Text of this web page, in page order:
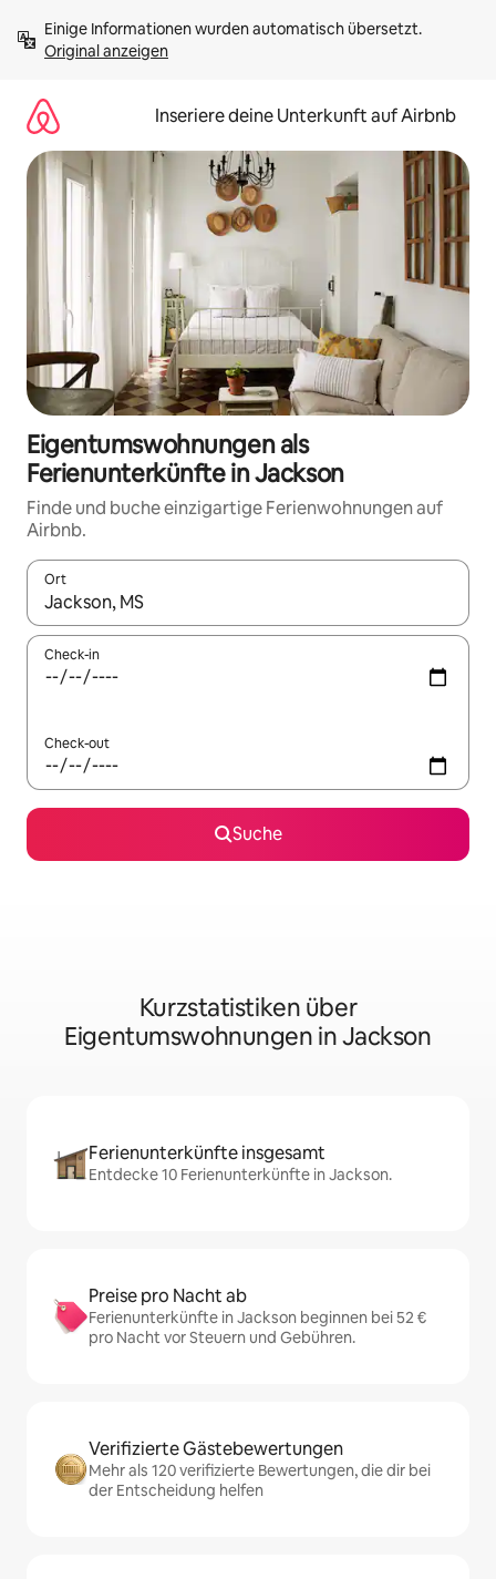
Inhalten
springenOriginal anzeigen
Inseriere deine Unterkunft auf Airbnb
Eigentumswohnungen als
Ferienunterkünfte in Jackson
Finde und buche einzigartige Ferienwohnungen auf
Airbnb.
Ort
Wenn Ergebnisse verfügbar sind, navigiere mit den
Check-in
Check-out
Suche
Kurzstatistiken über
Eigentumswohnungen in Jackson
Ferienunterkünfte insgesamt
Entdecke 10 Ferienunterkünfte in Jackson.
Preise pro Nacht ab
Ferienunterkünfte in Jackson beginnen bei 52 €
pro Nacht vor Steuern und Gebühren.
Verifizierte Gästebewertungen
Mehr als 120 verifizierte Bewertungen, die dir bei
der Entscheidung helfen